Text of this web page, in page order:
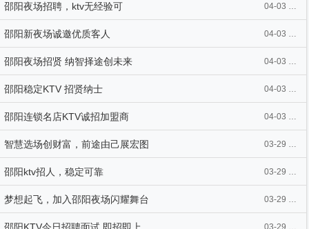
邵阳夜场招聘，ktv无经验可 04-03 18:03
邵阳新夜场诚邀优质客人 04-03 18:03
邵阳夜场招贤 纳智择途创未来 04-03 17:54
邵阳稳定KTV 招贤纳士 04-03 17:54
邵阳连锁名店KTV诚招加盟商 04-03 17:54
智慧选场创财富，前途由己展宏图 03-29 08:17
邵阳ktv招人，稳定可靠 03-29 08:17
梦想起飞，加入邵阳夜场闪耀舞台 03-29 08:17
03-29 08:17